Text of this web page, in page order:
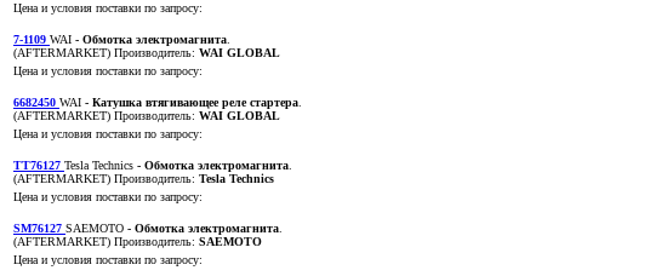
Цена и условия поставки по запросу:
7-1109 WAI - Обмотка электромагнита.
(AFTERMARKET) Производитель: WAI GLOBAL
Цена и условия поставки по запросу:
6682450 WAI - Катушка втягивающее реле стартера.
(AFTERMARKET) Производитель: WAI GLOBAL
Цена и условия поставки по запросу:
TT76127 Tesla Technics - Обмотка электромагнита.
(AFTERMARKET) Производитель: Tesla Technics
Цена и условия поставки по запросу:
SM76127 SAEMOTO - Обмотка электромагнита.
(AFTERMARKET) Производитель: SAEMOTO
Цена и условия поставки по запросу: